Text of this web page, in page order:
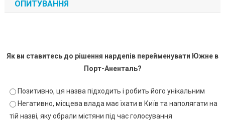
ОПИТУВАННЯ
Як ви ставитесь до рішення нардепів перейменувати Южне в
Порт-Аненталь?
Позитивно, ця назва підходить і робить його унікальним
Негативно, місцева влада має їхати в Київ та наполягати на
тій назві, яку обрали містяни під час голосування